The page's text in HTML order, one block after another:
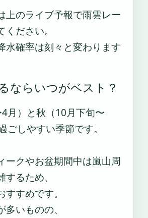
上のライブ予報で雨雲レー
ださい。
水確率は刻々と変わります
ならいつがベスト？
月）と秋（10月下旬〜
ごしやすい季節です。
ークやお盆期間中は嵐山周
るため、
すめです。
いものの、